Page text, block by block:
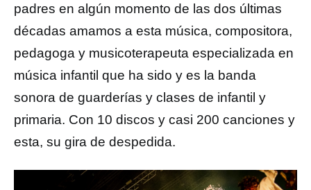
padres en algún momento de las dos últimas
décadas amamos a esta música, compositora,
pedagoga y musicoterapeuta especializada en
música infantil que ha sido y es la banda
sonora de guarderías y clases de infantil y
primaria. Con 10 discos y casi 200 canciones y
esta, su gira de despedida.